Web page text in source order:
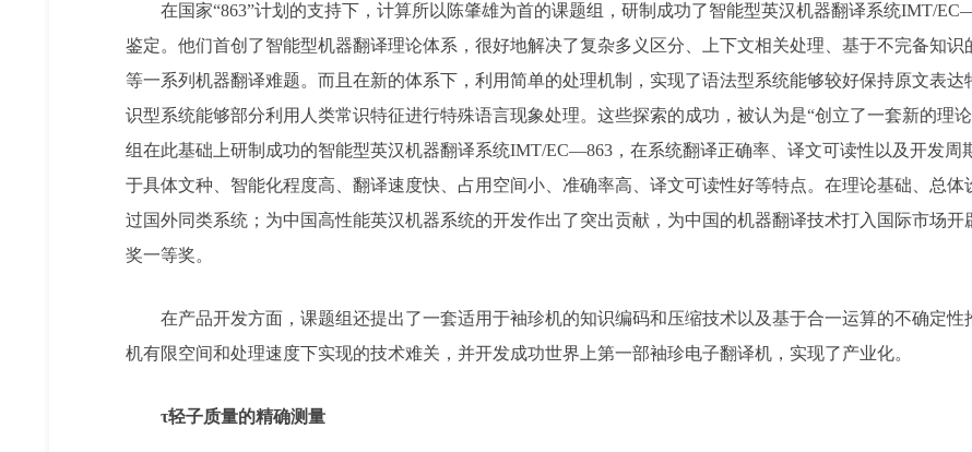
在国家“863”计划的支持下，计算所以陈肇雄为首的课题组，研制成功了智能型英汉机器翻译系统IMT/
鉴定。他们首创了智能型机器翻译理论体系，很好地解决了复杂多义区分、上下文相关处理、基于不完备知
等一系列机器翻译难题。而且在新的体系下，利用简单的处理机制，实现了语法型系统能够较好保持原文表
识型系统能够部分利用人类常识特征进行特殊语言现象处理。这些探索的成功，被认为是“创立了一套新的理
组在此基础上研制成功的智能型英汉机器翻译系统IMT/EC—863，在系统翻译正确率、译文可读性以及开发周
于具体文种、智能化程度高、翻译速度快、占用空间小、准确率高、译文可读性好等特点。在理论基础、总
过国外同类系统；为中国高性能英汉机器系统的开发作出了突出贡献，为中国的机器翻译技术打入国际市场
奖一等奖。
在产品开发方面，课题组还提出了一套适用于袖珍机的知识编码和压缩技术以及基于合一运算的不确定性
机有限空间和处理速度下实现的技术难关，并开发成功世界上第一部袖珍电子翻译机，实现了产业化。
τ轻子质量的精确测量